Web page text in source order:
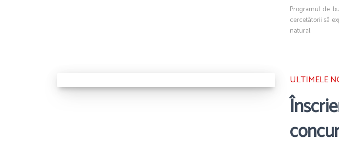
Programul de
cercetătorii să
natural.
ULTIMELE